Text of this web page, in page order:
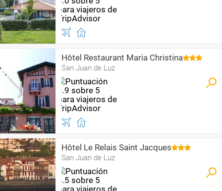
Hôtel Restaurant Maria Christina
San Juan de Luz
Hôtel Le Relais Saint Jacques
San Juan de Luz